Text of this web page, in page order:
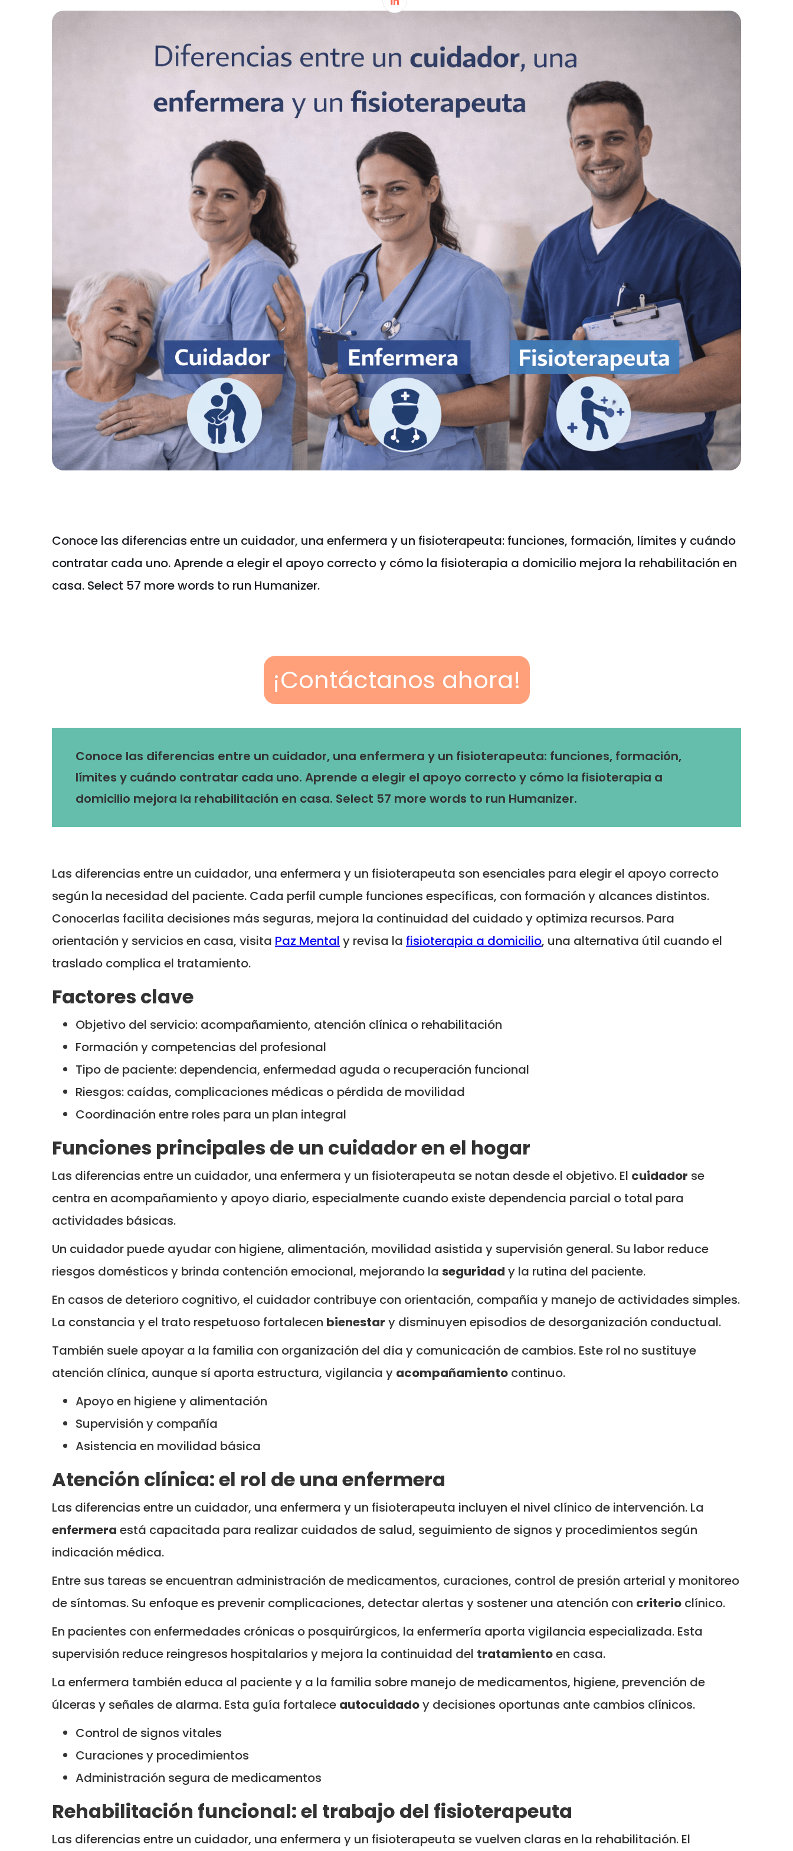
Conoce las diferencias entre un cuidador, una enfermera y un fisioterapeuta: funciones, formación, límites y cuándo
contratar cada uno. Aprende a elegir el apoyo correcto y cómo la fisioterapia a domicilio mejora la rehabilitación en
casa. Select 57 more words to run Humanizer.
¡Contáctanos ahora!
Conoce las diferencias entre un cuidador, una enfermera y un fisioterapeuta: funciones, formación,
límites y cuándo contratar cada uno. Aprende a elegir el apoyo correcto y cómo la fisioterapia a
domicilio mejora la rehabilitación en casa. Select 57 more words to run Humanizer.
Las diferencias entre un cuidador, una enfermera y un fisioterapeuta son esenciales para elegir el apoyo correcto
según la necesidad del paciente. Cada perfil cumple funciones específicas, con formación y alcances distintos.
Conocerlas facilita decisiones más seguras, mejora la continuidad del cuidado y optimiza recursos. Para
orientación y servicios en casa, visita Paz Mental y revisa la fisioterapia a domicilio, una alternativa útil cuando el
traslado complica el tratamiento.
Factores clave
Objetivo del servicio: acompañamiento, atención clínica o rehabilitación
Formación y competencias del profesional
Tipo de paciente: dependencia, enfermedad aguda o recuperación funcional
Riesgos: caídas, complicaciones médicas o pérdida de movilidad
Coordinación entre roles para un plan integral
Funciones principales de un cuidador en el hogar
Las diferencias entre un cuidador, una enfermera y un fisioterapeuta se notan desde el objetivo. El cuidador se
centra en acompañamiento y apoyo diario, especialmente cuando existe dependencia parcial o total para
actividades básicas.
Un cuidador puede ayudar con higiene, alimentación, movilidad asistida y supervisión general. Su labor reduce
riesgos domésticos y brinda contención emocional, mejorando la seguridad y la rutina del paciente.
En casos de deterioro cognitivo, el cuidador contribuye con orientación, compañía y manejo de actividades simples.
La constancia y el trato respetuoso fortalecen bienestar y disminuyen episodios de desorganización conductual.
También suele apoyar a la familia con organización del día y comunicación de cambios. Este rol no sustituye
atención clínica, aunque sí aporta estructura, vigilancia y acompañamiento continuo.
Apoyo en higiene y alimentación
Supervisión y compañía
Asistencia en movilidad básica
Atención clínica: el rol de una enfermera
Las diferencias entre un cuidador, una enfermera y un fisioterapeuta incluyen el nivel clínico de intervención. La
enfermera está capacitada para realizar cuidados de salud, seguimiento de signos y procedimientos según
indicación médica.
Entre sus tareas se encuentran administración de medicamentos, curaciones, control de presión arterial y monitoreo
de síntomas. Su enfoque es prevenir complicaciones, detectar alertas y sostener una atención con criterio clínico.
En pacientes con enfermedades crónicas o posquirúrgicos, la enfermería aporta vigilancia especializada. Esta
supervisión reduce reingresos hospitalarios y mejora la continuidad del tratamientoen casa.
La enfermera también educa al paciente y a la familia sobre manejo de medicamentos, higiene, prevención de
úlceras y señales de alarma. Esta guía fortalece autocuidadoy decisiones oportunas ante cambios clínicos.
Control de signos vitales
Curaciones y procedimientos
Administración segura de medicamentos
Rehabilitación funcional: el trabajo del fisioterapeuta
Las diferencias entre un cuidador, una enfermera y un fisioterapeuta se vuelven claras en la rehabilitación. El